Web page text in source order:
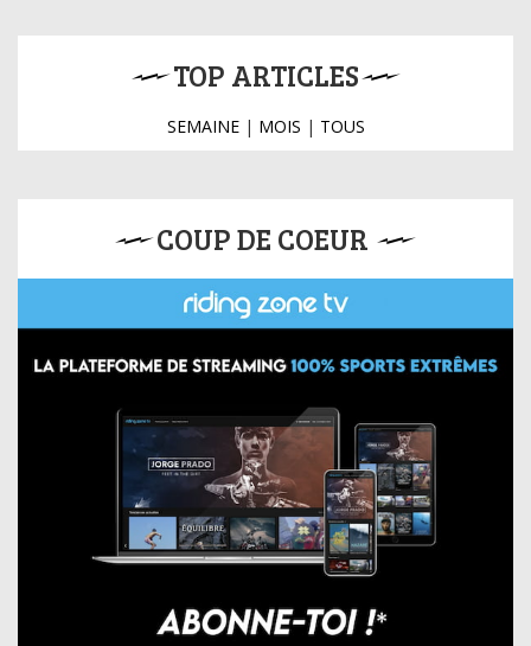
TOP ARTICLES
SEMAINE| MOIS | TOUS
COUP DE COEUR